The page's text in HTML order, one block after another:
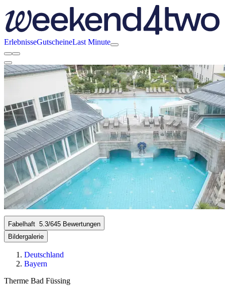
ErlebnisseGutscheineLast Minute
Fabelhaft 5.3/645 Bewertungen
Bildergalerie
Deutschland
Bayern
Therme Bad Füssing